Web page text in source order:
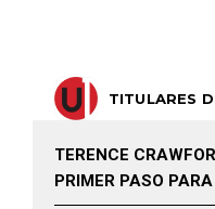
TITULARES
TERENCE
PRIMER PASO